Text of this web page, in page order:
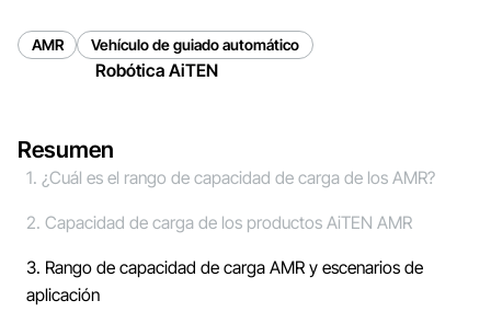
AMR Vehículo de guiado automático
Robótica AiTEN
Resumen
1. ¿Cuál es el rango de capacidad de carga de los AMR?
2. Capacidad de carga de los productos AiTEN AMR
3. Rango de capacidad de carga AMR y escenarios de
aplicación